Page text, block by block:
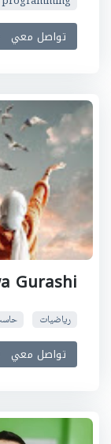
تواصل معي
Gurashi
رياضيات
تواصل معي